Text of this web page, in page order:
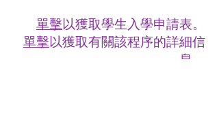
單擊以獲取學生入學申請表。
單擊以獲取有關該程序的詳細信
息。